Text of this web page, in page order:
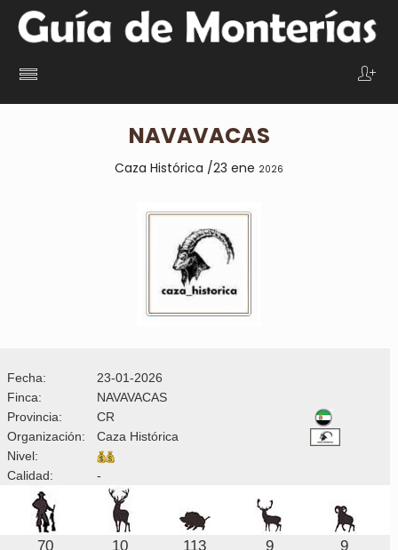
NAVAVACAS
Caza Histórica /23 ene 2026
Fecha:
23-01-2026
Finca:
NAVAVACAS
Provincia:
CR
Organización:
Caza Histórica
Nivel:
Calidad:
-
70 10 113 9 9